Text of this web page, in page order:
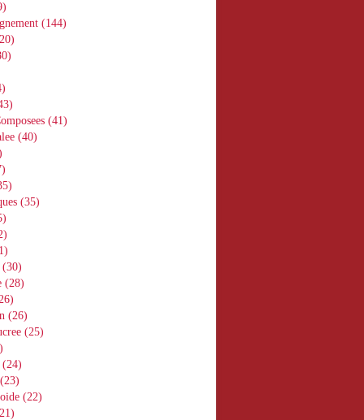
(144)
(41)
(40)
(35)
(30)
(28)
(26)
(25)
(24)
(23)
(22)